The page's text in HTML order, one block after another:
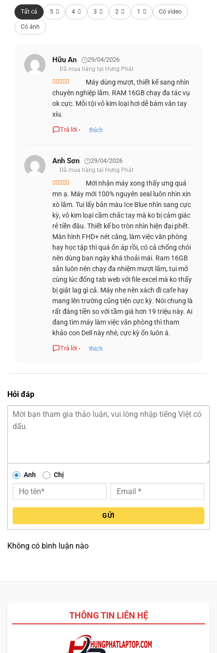
Hệ thống nhập liệu trênDell Inspiron 14 5440được tinh
chỉnh nhằm tối ưu hóa hiệu suất cho
lâu dài. Việc tích hợpđèn nềnhỗ trợ
công việc hiệu quả trong môi trường thiếu sáng, đảm bảo
mọi thao tác luôn suôn sẻ và chuẩn xác.
củaDell Inspiron 14 5440sử dụng công nghệ
Precision Touchpadmang lại độ nhạy cao và hỗ trợ
mượt mà. Với bề mặt trơn nhẵn cùng viền mỏng
tinh tế, bộ phận này cho phép thực hiện các lệnh cuộn hay
phóng to một cách tự nhiên. Sự kết hợp giữa phần cứng
nhạy bén và phần mềm tối ưu biến chiếc laptop
này thành
công cụ hỗ trợđa nhiệmlý tưởng cho giới văn phòng hiện
KHE CẮM & KẾT NỐI TRÊN DELL
INSPIRON 14 5440
Khả năng kết nối là ưu điểm vượt trội trên
5440 (2024)
với hệ thống cổng ngoại vi đa dạng. Máy
trang bị hai cổng
USB 3.2 Gen 1 và một cổng
USB Type-C
phân giải cao, đáp ứng tốt các yêu cầu trình chiếu và xử lý
đồ họa chuyên sâu.
Dell Inspiron 14 5440còn sở hữu khe
Tất cả 5 4 3 2 1 Có video
Có ảnh
Hữu An 29/04/2026
Đã mua hàng tại Hưng Phát
Được xếp
hạng45
sao
Máy dùng mượt, thiết kế sang nhìn
chuyên nghiệp lắm. RAM 16GB chạy đa tác vụ
ok cực. Mỗi tội vỏ kim loại hơi dễ bám vân tay
xíu.
Trả lời • thích
Anh Sơn 29/04/2026
Đã mua hàng tại Hưng Phát
Được xếp
hạng55 sao
Mới nhận máy xong thấy ưng quá
mn ạ. Máy mới 100% nguyên seal luôn nhìn xịn
xò lắm. Tui lấy bản màu Ice Blue nhìn sang cực
kỳ, vỏ kim loại cầm chắc tay mà ko bị cảm giác
rẻ tiền đâu. Thiết kế bo tròn nhìn hiện đại phết.
Màn hình FHD+ nét căng, làm việc văn phòng
hay học tập thì quá ổn áp rồi, có cả chống chói
nên dùng ban ngày khá thoải mái. Ram 16GB
sẵn luôn nên chạy đa nhiệm mượt lắm, tui mở
cùng lúc đống tab web với file excel mà ko thấy
bị giật lag gì cả. Máy nhẹ nên xách đi cafe hay
mang lên trường cũng tiện cực kỳ. Nói chung là
rất đáng tiền so với tầm giá hơn 19 triệu này. Ai
đang tìm máy làm việc văn phòng thì tham
khảo con Dell này nhé, cực kỳ ổn luôn á.
Trả lời • thích
Hỏi đáp
Anh Chị
GỬI
Không có bình luận nào
THÔNG TIN LIÊN HỆ